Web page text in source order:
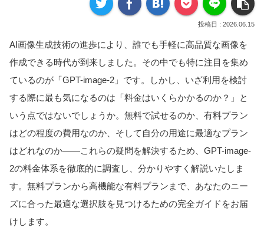
2026.06.15
AI画像生成技術の進歩により、誰でも手軽に高品質な画像を
作成できる時代が到来しました。その中でも特に注目を集め
ているのが「GPT-image-2」です。しかし、いざ利用を検討
する際に最も気になるのは「料金はいくらかかるのか？」と
いう点ではないでしょうか。無料で試せるのか、有料プラン
はどの程度の費用なのか、そして自分の用途に最適なプラン
はどれなのか——これらの疑問を解決するため、GPT-image-
2の料金体系を徹底的に調査し、分かりやすく解説いたしま
す。無料プランから高機能な有料プランまで、あなたのニー
ズに合った最適な選択肢を見つけるための完全ガイドをお届
けします。